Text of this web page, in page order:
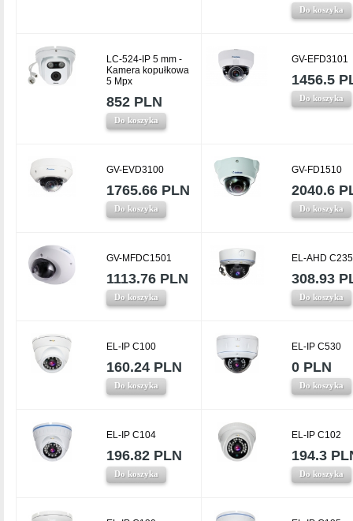
Do koszyka
LC-524-IP 5 mm -
Kamera kopułkowa
5 Mpx
852 PLN
Do koszyka
GV-EFD3101
1456.5
Do koszyka
GV-EVD3100
1765.66 PLN
Do koszyka
GV-FD1510
2040.6
Do koszyka
GV-MFDC1501
1113.76 PLN
Do koszyka
EL-AHD C235
308.93
Do koszyka
EL-IP C100
160.24 PLN
Do koszyka
EL-IP C530
0 PLN
Do koszyka
EL-IP C104
196.82 PLN
Do koszyka
EL-IP C102
194.3
Do koszyka